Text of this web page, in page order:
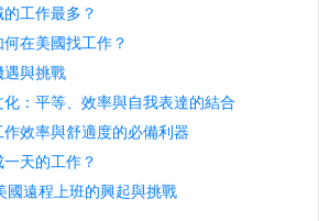
工作最多？
在美國找工作？
遇與挑戰
：平等、效率與自我表達的結合
效率與舒適度的必備利器
天的工作？
國遠程上班的興起與挑戰